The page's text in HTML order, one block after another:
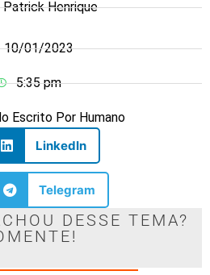
Patrick Henrique
10/01/2023
5:35 pm
Escrito Por Humano
LinkedIn
Telegram
DESSE TEMA?